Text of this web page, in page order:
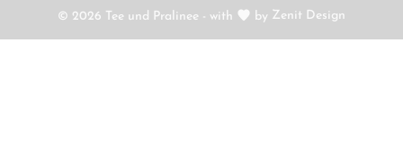
© 2026 Tee und Pralinee - with by Zenit Design